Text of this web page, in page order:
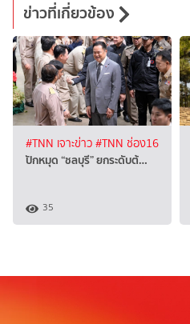
ข่าวที่เกี่ยวข้อง
#TNN เจาะข่าว#TNN ช่อง16
ปักหมุด “ชลบุรี” ยกระดับต้…
35